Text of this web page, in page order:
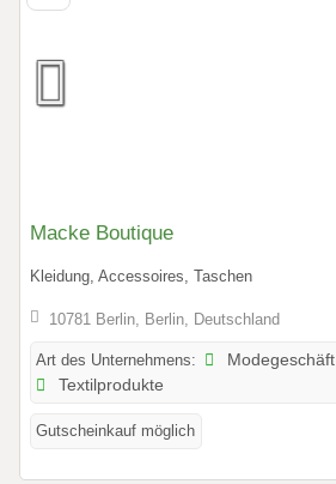
Macke Boutique
Kleidung, Accessoires, Taschen
10781 Berlin, Berlin, Deutschland
Art des Unternehmens: Modegeschäft
Textilprodukte
Gutscheinkauf möglich